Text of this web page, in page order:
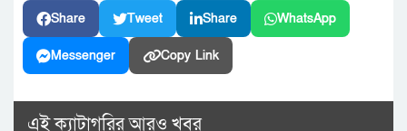
Share Tweet Share WhatsApp
Messenger Copy Link
এই ক্যাটাগরির আরও খবর